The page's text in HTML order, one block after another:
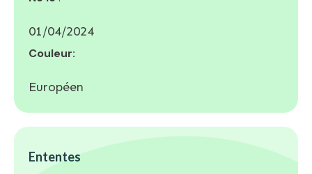
01/04/2024
Couleur:
Européen
Ententes